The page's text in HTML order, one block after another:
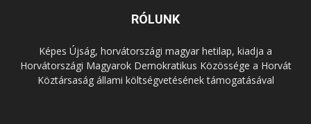
RÓLUNK
Képes Újság, horvátországi magyar hetilap, kiadja a
Horvátországi Magyarok Demokratikus Közössége a Horvát
Köztársaság állami költségvetésének támogatásával